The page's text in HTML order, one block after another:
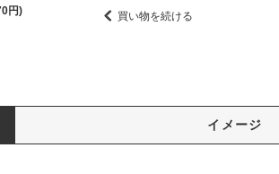
円)
買い物を続ける
イメージ